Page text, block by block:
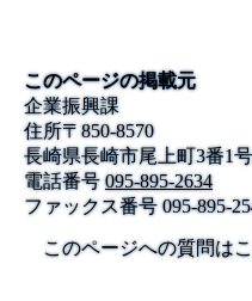
このページの掲載元
企業振興課
住所〒850-8570
長崎県長崎市尾上町3番1
電話番号 095-895-2634
ファックス番号095-895-
このページへの質問は